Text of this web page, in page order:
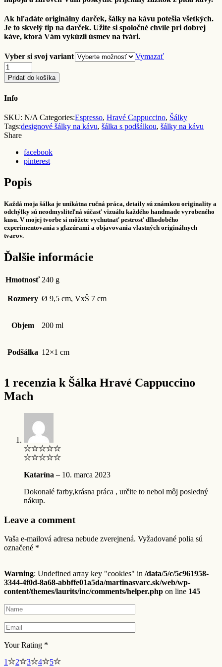
Ak hľadáte originálny darček, šálky na kávu potešia všetkých.
Je to skvelý tip na darček. Užite si spoločné chvíle pri dobrej
káve, ktorá Vám vykúzli úsmev na tvári.
Vyber si svoj variant
Vymazať
Quantity
Pridať do košíka
Info
SKU: N/A Categories:Espresso, Hravé Cappuccino, Šálky
Tags:designové šálky na kávu, šálka s podšálkou, šálky na kávu
Share
facebook
pinterest
Popis
Každá moja šálka je unikátna ručná práca, detaily sú známkou originality a
odchýlky sú neodmysliteľná súčasť vizuálu každého handmade vyrobeného
kusu. V mojej tvorbe si môžete vychutnať pestrosť dlhodobého
experimentovania s glazúrami a objavovania vlastných originálnych
tvarov.
Ďalšie informácie
Hmotnosť 240 g
Rozmery Ø 9,5 cm, VxŠ 7 cm
Objem 200 ml
Podšálka 12×1 cm
1 recenzia k Šálka Hravé Cappuccino
Mach
Katarína – 10. marca 2023
Dokonalé farby,krásna práca , určite to nebol môj posledný
nákup.
Leave a comment
Vaša e-mailová adresa nebude zverejnená. Vyžadované polia sú
označené *
Warning: Undefined array key "cookies" in /data/5/c/5c961958-
3344-4f0d-8a68-abbffe01a5da/martinasvarc.sk/web/wp-
content/themes/laurits/inc/comments/helper.php on line 145
Your Rating *
1
2 3 4 5